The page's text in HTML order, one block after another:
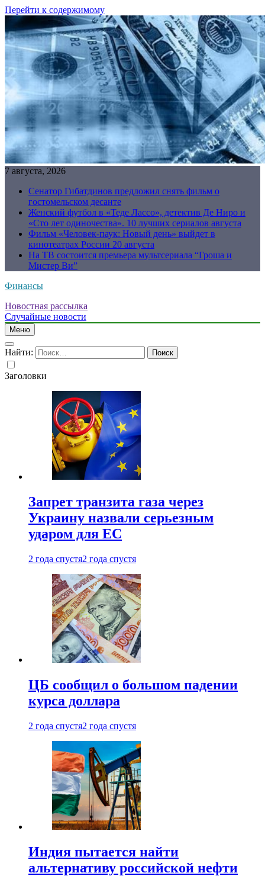
Перейти к содержимому
7 августа, 2026
Сенатор Гибатдинов предложил снять фильм о
гостомельском десанте
Женский футбол в «Теде Лассо», детектив Де Ниро и
«Сто лет одиночества». 10 лучших сериалов августа
Фильм «Человек-паук: Новый день» выйдет в
кинотеатрах России 20 августа
На ТВ состоится премьера мультсериала “Гроша и
Мистер Ви”
Финансы
Новостная рассылка
Случайные новости
Меню
Найти:
Заголовки
Запрет транзита газа через
Украину назвали серьезным
ударом для ЕС
2 года спустя2 года спустя
ЦБ сообщил о большом падении
курса доллара
2 года спустя2 года спустя
Индия пытается найти
альтернативу российской нефти